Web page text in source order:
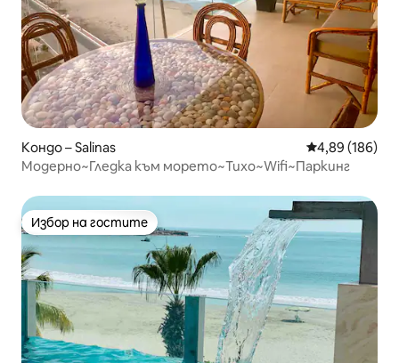
Кондо – Salinas Средна
4,89 (186)
Модерно~Гледка към морето~Тихо~Wifi~Паркинг
Избор на гостите
Избор на гостите